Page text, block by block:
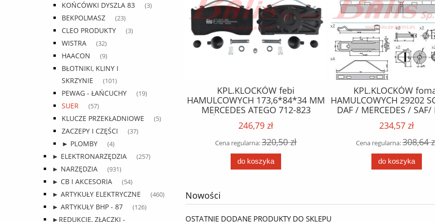
KOŃCÓWKI DYSZLA 83 (3)
BEKPOLMASZ (23)
CLEO PRODUKTY (3)
WISTRA (32)
HAACON (9)
BŁOTNIKI, KLINY I
SKRZYNIE
(101)
PEWAG - ŁAŃCUCHY (19)
SUER (57)
KLUCZE PRZEKŁADNIOWE (5)
ZACZEPY I CZĘŚCI (37)
► PLOMBY (4)
► ELEKTRONARZĘDZIA (257)
► NARZĘDZIA (931)
► CB I AKCESORIA (54)
► ARTYKUŁY ELEKTRYCZNE (460)
► ARTYKUŁY BHP - 87 (126)
►REDUKCJE, ZŁĄCZKI -
KPL.KLOCKÓW fomar
HAMULCOWYCH 29095
210,7*92,5*30 BPW/SAF/KNORR
SB/SN6 fomar
236,98 zł
Cena regularna:
do koszyka
KPL.KLOCKÓW febi
HAMULCOWYCH 173,6*84*34 MM
MERCEDES ATEGO 712-823
(PRZÓD I TYŁ) OD 98> MAN TGL
OD 2007
246,79 zł
Cena regularna:320,50 zł
do koszyka
KPL.KLOCKÓW
HAMULCOWYCH 29202
DAF / MERCEDES /
IVECO / MAN
234,57 zł
Cena regularna:308,64
do koszyka
Nowości
OSTATNIE DODANE PRODUKTY DO SKLEPU